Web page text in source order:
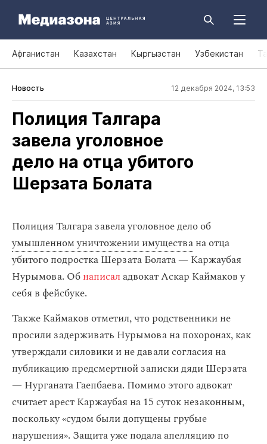
Афганистан Казахстан Кыргызстан Узбекистан
Новость 12 декабря 2024, 13:53
Полиция Талгара
завела уголовное
дело на отца убитого
Шерзата Болата
Полиция Талгара завела уголовное дело об
умышленном уничтожении имуществана отца
убитого подростка Шерзата Болата — Каржаубая
Нурымова. Обнаписаладвокат Аскар Каймаков у
себя в фейсбуке.
Также Каймаков отметил, что родственники не
просили задерживать Нурымова на похоронах, как
утверждали силовики и не давали согласия на
публикацию предсмертной записки дяди Шерзата
— Нурганата Гаепбаева. Помимо этого адвокат
считает арест Каржаубая на 15 суток незаконным,
поскольку «судом были допущены грубые
нарушения». Защита уже подала апелляцию по